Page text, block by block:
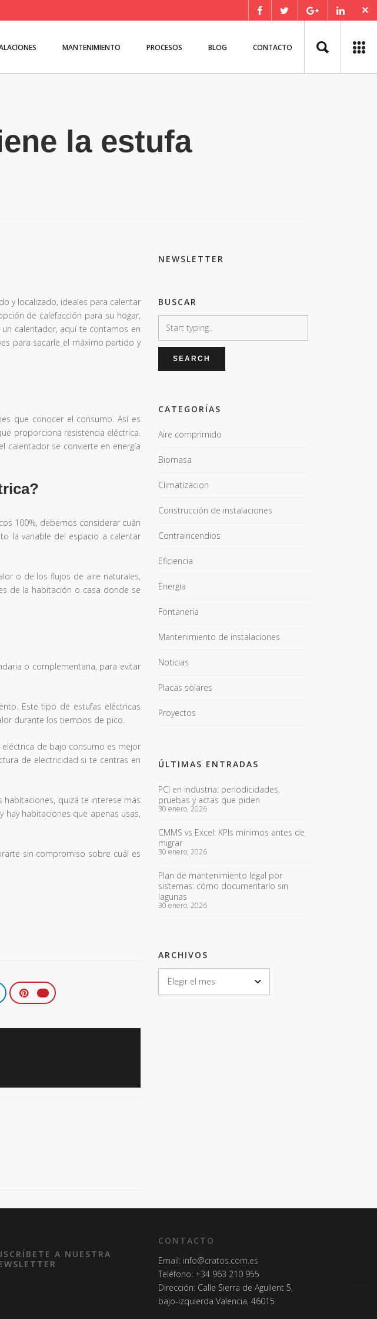
MANTENIMIENTO PROCESOS BLOG CONTACTO
la estufa
y localizado, ideales para calentar
de calefacción para su hogar,
calentador, aquí te contamos en
para sacarle el máximo partido y
que conocer el consumo. Así es
proporciona resistencia eléctrica.
calentador se convierte en energía
100%, debemos considerar cuán
la variable del espacio a calentar
o de los flujos de aire naturales,
de la habitación o casa donde se
o complementaria, para evitar
Este tipo de estufas eléctricas
durante los tiempos de pico.
de bajo consumo es mejor
de electricidad si te centras en
habitaciones, quizá te interese más
hay habitaciones que apenas usas,
sin compromiso sobre cuál es
NEWSLETTER
BUSCAR
CATEGORÍAS
Aire comprimido
Biomasa
Climatizacion
Construcción de instalaciones
Contraincendios
Eficiencia
Energia
Fontaneria
Mantenimiento de instalaciones
Noticias
Placas solares
Proyectos
ÚLTIMAS ENTRADAS
PCI en industria: periodicidades,
pruebas y actas que piden
30 enero, 2026
CMMS vs Excel: KPIs mínimos antes de
migrar
30 enero, 2026
Plan de mantenimiento legal por
sistemas: cómo documentarlo sin
lagunas
30 enero, 2026
ARCHIVOS
ARCHIVOS
A NUESTRA
CONTACTO
Email: info@cratos.com.es
Teléfono: +34 963 210 955
Dirección: Calle Sierra de Agullent 5,
bajo-izquierda Valencia, 46015